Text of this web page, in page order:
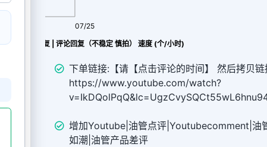
定义文字回复 | 评论回复（不稳定 慎拍） 速度 (个/小时)
07/25
下单链接:【请【点击评论的时间】 然后拷贝
https://www.youtube.com/watch?
增加Youtube|油管点评|Youtubecomment|油
如潮|油管产品差评